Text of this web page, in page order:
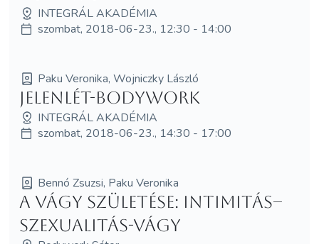
INTEGRÁL AKADÉMIA
szombat, 2018-06-23., 12:30 - 14:00
Paku Veronika, Wojniczky László
JelenLét-bodywork
INTEGRÁL AKADÉMIA
szombat, 2018-06-23., 14:30 - 17:00
Bennó Zsuzsi, Paku Veronika
A vágy születése: Intimitás–
szexualitás-vágy